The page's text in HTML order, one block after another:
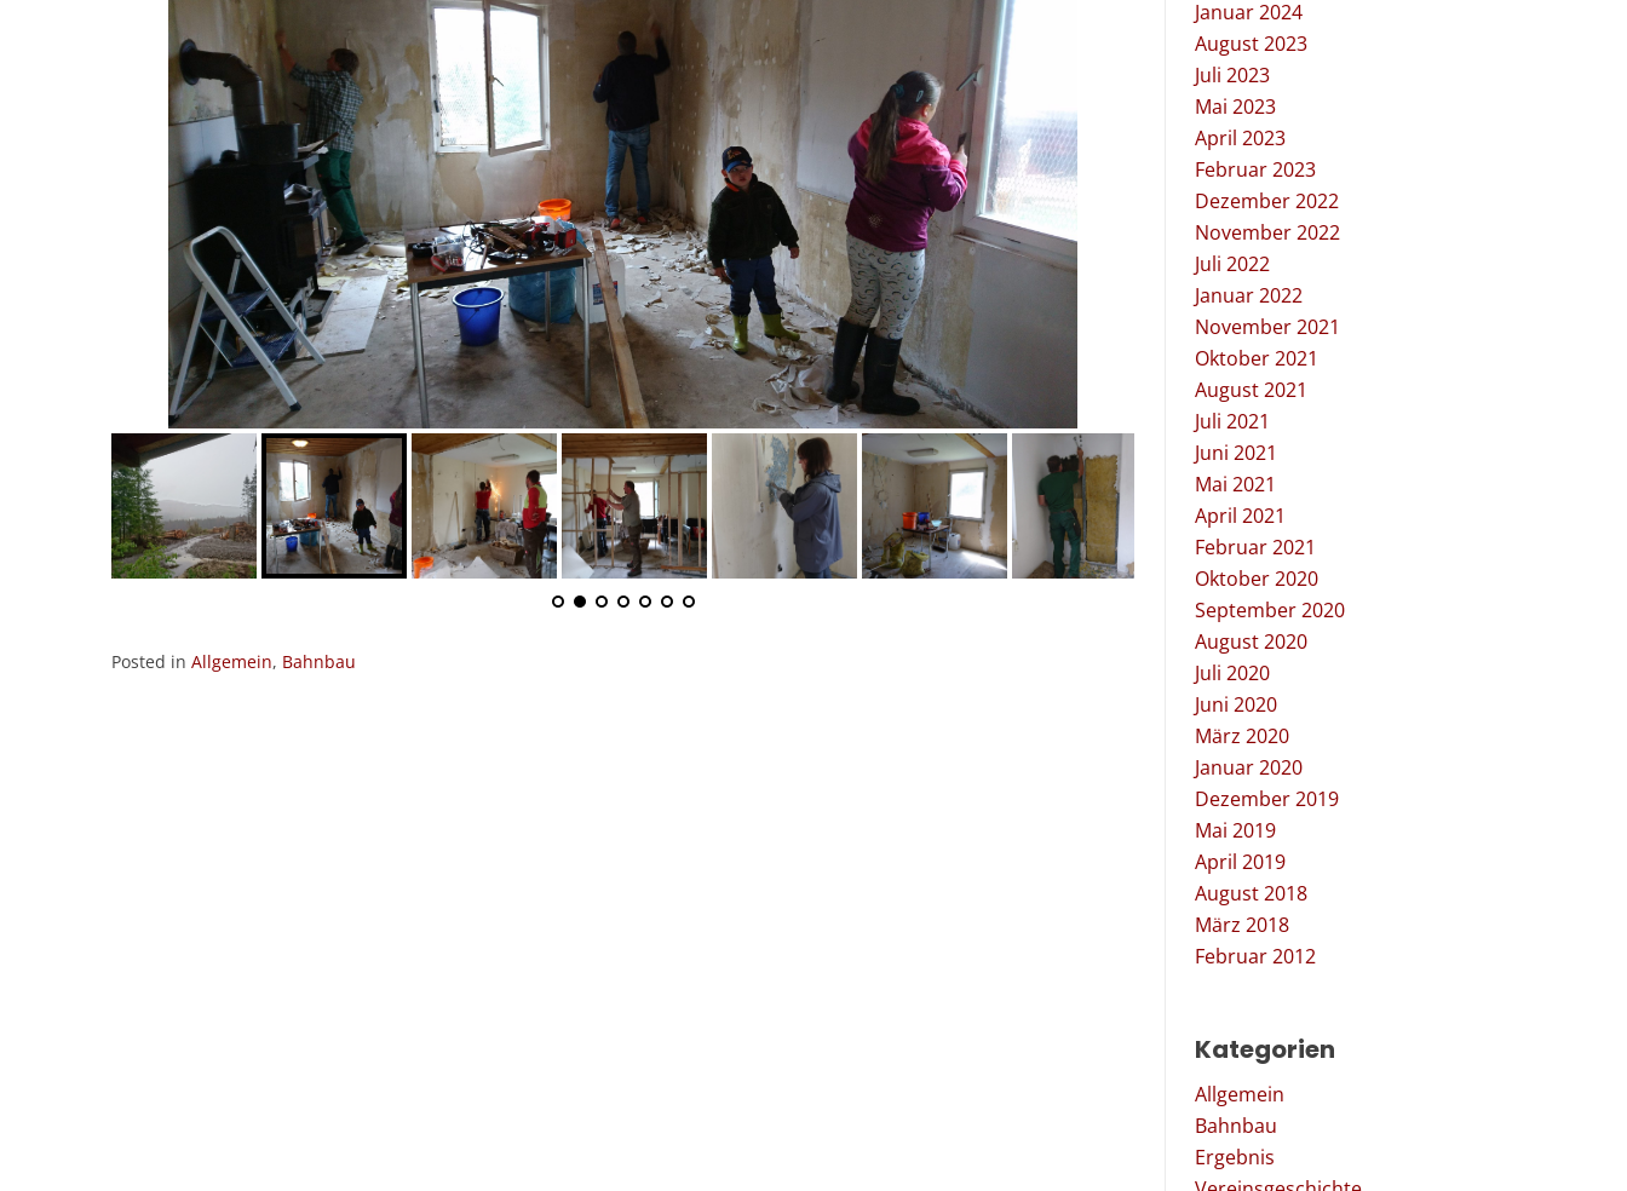
Posted in Allgemein, Bahnbau
Januar 2024
August 2023
Juli 2023
Mai 2023
April 2023
Februar 2023
Dezember 2022
November 2022
Juli 2022
Januar 2022
November 2021
Oktober 2021
August 2021
Juli 2021
Juni 2021
Mai 2021
April 2021
Februar 2021
Oktober 2020
September 2020
August 2020
Juli 2020
Juni 2020
März 2020
Januar 2020
Dezember 2019
Mai 2019
April 2019
August 2018
März 2018
Februar 2012
Kategorien
Allgemein
Bahnbau
Ergebnis